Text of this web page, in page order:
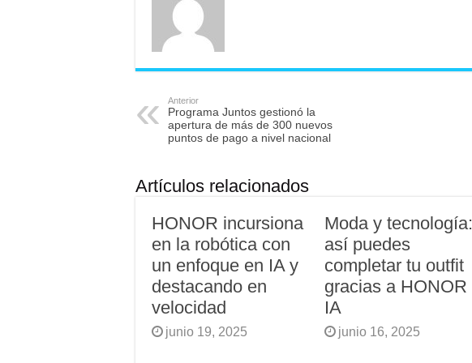
Anterior
Programa Juntos gestionó la
apertura de más de 300 nuevos
puntos de pago a nivel nacional
Artículos relacionados
HONOR incursiona
en la robótica con
un enfoque en IA y
destacando en
velocidad
junio 19, 2025
Moda y tecnología:
así puedes
completar tu outfit
gracias a HONOR
IA
junio 16, 2025